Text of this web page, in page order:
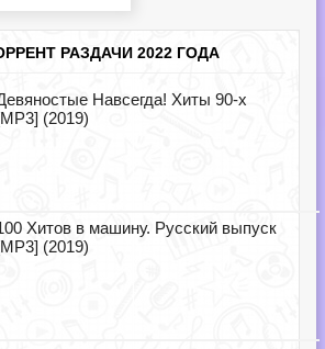
РАЗДАЧИ 2022 ГОДА
Навсегда! Хиты 90-х
(2019)
Хитов в машину. Русский выпуск
(2019)